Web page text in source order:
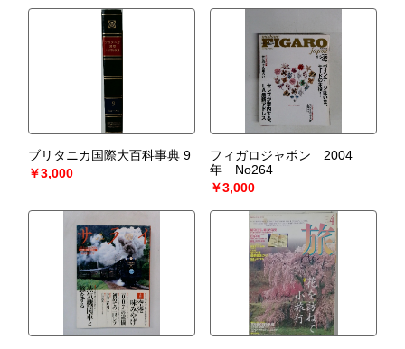
ブリタニカ国際大百科事典 9
￥3,000
フィガロジャポン 2004
年 No264
￥3,000